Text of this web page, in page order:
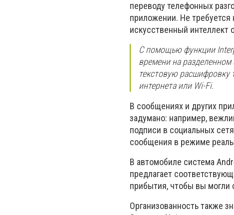
переводу телефонных
приложении. Не требуется
искусственный интеллект
С помощью функции
времени на разделенном
текстовую расшифровку
интернета или Wi-Fi.
В сообщениях и других
задумано: например,
подписи в социальных
сообщения в режиме
В автомобиле система
предлагает
прибытия, чтобы вы могли
Организованность также